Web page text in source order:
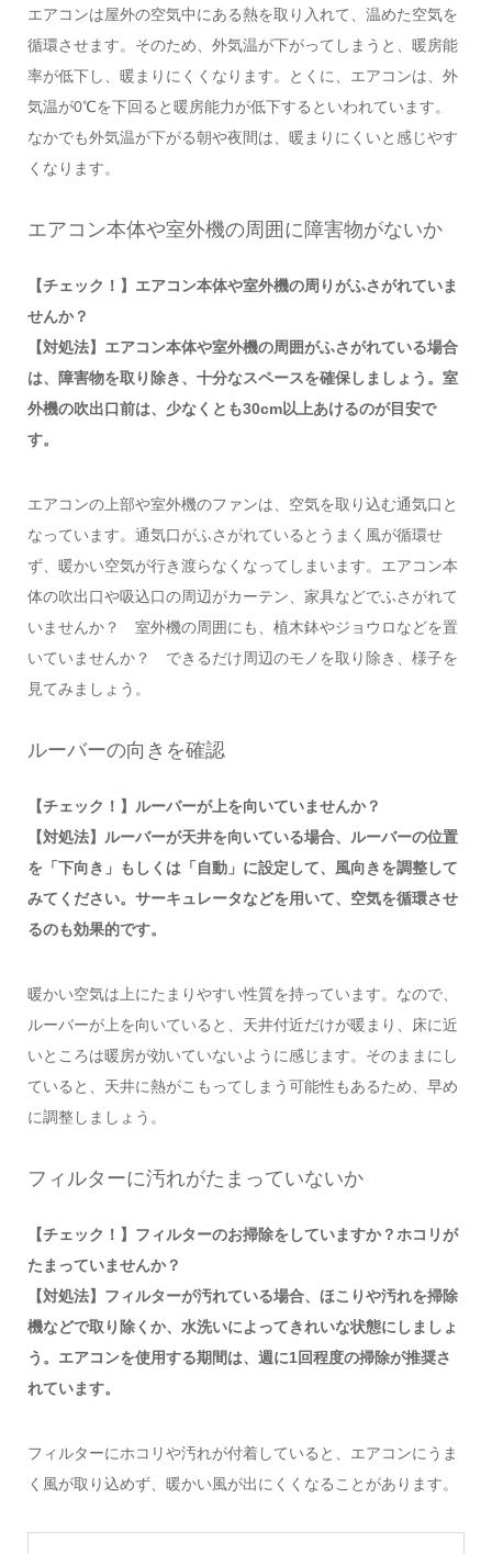
エアコンは屋外の空気中にある熱を取り入れて、温めた空気を
循環させます。そのため、外気温が下がってしまうと、暖房能
率が低下し、暖まりにくくなります。とくに、エアコンは、外
気温が0℃を下回ると暖房能力が低下するといわれています。
なかでも外気温が下がる朝や夜間は、暖まりにくいと感じやす
くなります。
エアコン本体や室外機の周囲に障害物がないか
【チェック！】エアコン本体や室外機の周りがふさがれていま
せんか？
【対処法】エアコン本体や室外機の周囲がふさがれている場合
は、障害物を取り除き、十分なスペースを確保しましょう。室
外機の吹出口前は、少なくとも30cm以上あけるのが目安で
す。
エアコンの上部や室外機のファンは、空気を取り込む通気口と
なっています。通気口がふさがれているとうまく風が循環せ
ず、暖かい空気が行き渡らなくなってしまいます。エアコン本
体の吹出口や吸込口の周辺がカーテン、家具などでふさがれて
いませんか？ 室外機の周囲にも、植木鉢やジョウロなどを置
いていませんか？ できるだけ周辺のモノを取り除き、様子を
見てみましょう。
ルーバーの向きを確認
【チェック！】ルーバーが上を向いていませんか？
【対処法】ルーバーが天井を向いている場合、ルーバーの位置
を「下向き」もしくは「自動」に設定して、風向きを調整して
みてください。サーキュレータなどを用いて、空気を循環させ
るのも効果的です。
暖かい空気は上にたまりやすい性質を持っています。なので、
ルーバーが上を向いていると、天井付近だけが暖まり、床に近
いところは暖房が効いていないように感じます。そのままにし
ていると、天井に熱がこもってしまう可能性もあるため、早め
に調整しましょう。
フィルターに汚れがたまっていないか
【チェック！】フィルターのお掃除をしていますか？ホコリが
たまっていませんか？
【対処法】フィルターが汚れている場合、ほこりや汚れを掃除
機などで取り除くか、水洗いによってきれいな状態にしましょ
う。エアコンを使用する期間は、週に1回程度の掃除が推奨さ
れています。
フィルターにホコリや汚れが付着していると、エアコンにうま
く風が取り込めず、暖かい風が出にくくなることがあります。